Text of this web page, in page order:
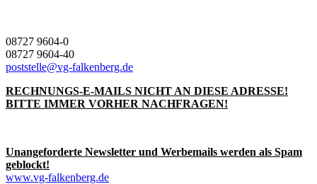
08727 9604-0
08727 9604-40
poststelle@vg-falkenberg.de
RECHNUNGS-E-MAILS NICHT AN DIESE ADRESSE!
BITTE IMMER VORHER NACHFRAGEN!
Unangeforderte Newsletter und Werbemails werden als Spam
geblockt!
www.vg-falkenberg.de